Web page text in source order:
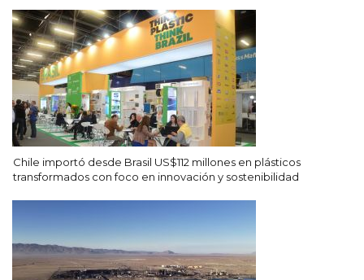
Chile importó desde Brasil US$112 millones en plásticos
transformados con foco en innovación y sostenibilidad